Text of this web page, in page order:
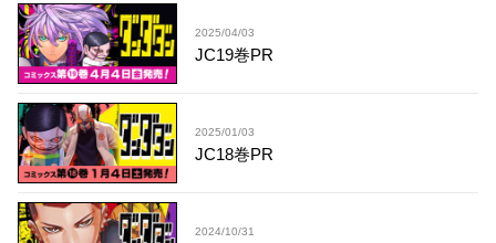
2025/04/03
JC19巻PR
2025/01/03
JC18巻PR
2024/10/31